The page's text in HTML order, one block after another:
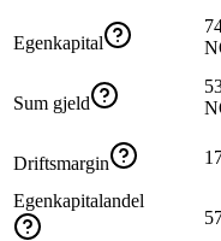
Egenkapital
Sum gjeld
Driftsmargin
Egenkapitalandel